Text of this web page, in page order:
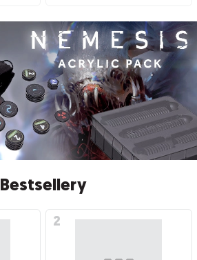
Bestsellery